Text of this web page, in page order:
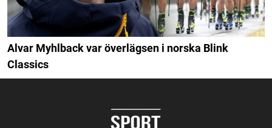
Alvar Myhlback var överlägsen i norska Blink
Classics